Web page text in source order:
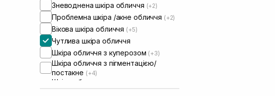
Зневоднена шкіра обличчя (+2)
Проблемна шкіра /акне обличчя (+2)
Вікова шкіра обличчя (+5)
Чутлива шкіра обличчя
Шкіра обличчя з куперозом (+3)
Шкіра обличчя з пігментацією/
постакне (+4)
Шкіра обличчя з розширеними
порами